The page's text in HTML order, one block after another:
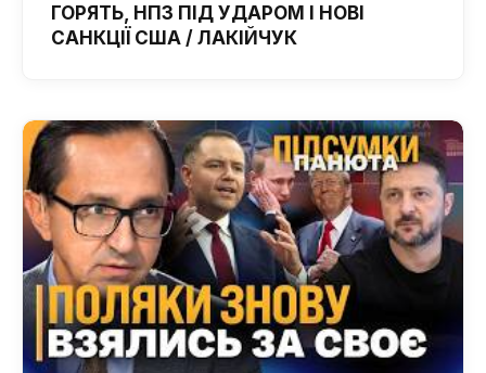
ГОРЯТЬ, НПЗ ПІД УДАРОМ І НОВІ
САНКЦІЇ США / ЛАКІЙЧУК